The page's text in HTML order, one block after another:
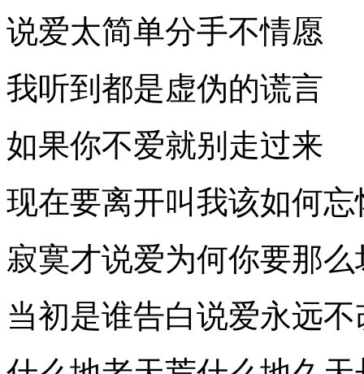
说爱太简单分手不情愿
我听到都是虚伪的谎言
如果你不爱就别走过来
现在要离开叫我该如何忘
寂寞才说爱为何你要那么
当初是谁告白说爱永远不